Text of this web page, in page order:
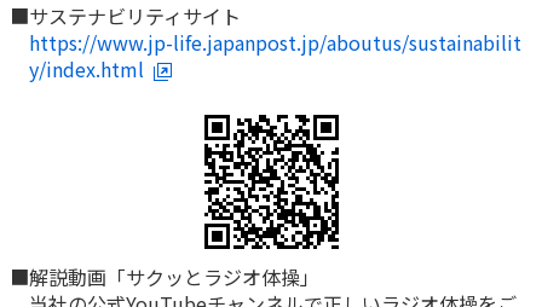
各種サービス・お知らせ
かんぽプラチナライフサービス
ご契約のしおり・約款（Web約款）
お問い合わせ
保険料のお払込方法
かんぽアプリ～かんぽの健康と安心を手のひらに～
すこやか健康ラボ
かんぽブランド
かんぽ生命のサステナビリティ
■サステナビリティサイト
https://www.jp-life.japanpost.jp/aboutus/sustainabilit
y/index.html
■解説動画「サクッとラジオ体操」